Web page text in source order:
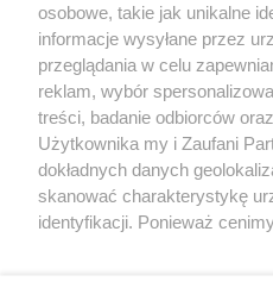
Partnerzy
Praca Szczecin
osobowe, takie jak unikalne
informacje wysyłane przez
przeglądania w celu
reklam, wybór
treści, badanie odbiorców
Użytkownika my i Zaufani
dokładnych danych
skanować charakterystykę
identyfikacji. Ponieważ